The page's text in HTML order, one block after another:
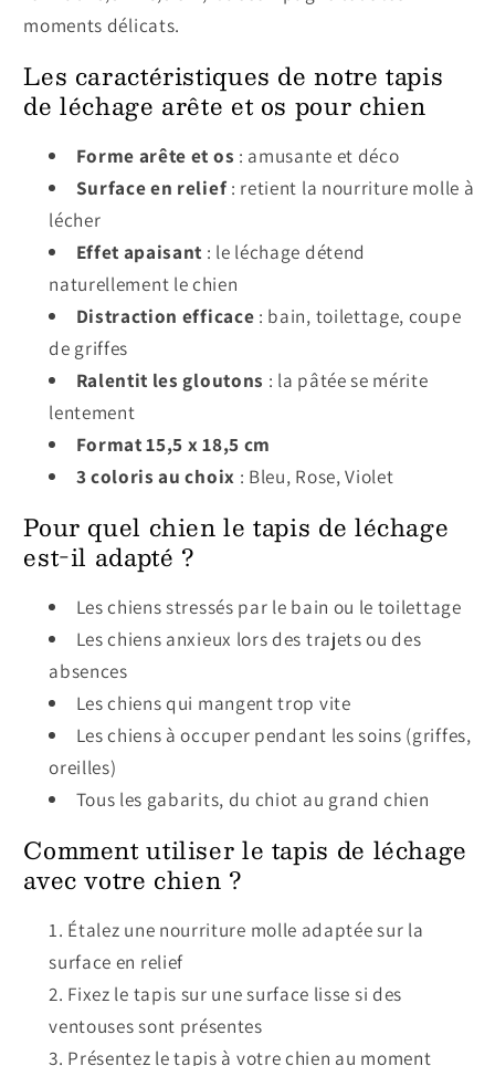
moments délicats.
Les caractéristiques de notre tapis
de léchage arête et os pour chien
Forme arête et os : amusante et déco
Surface en relief: retient la nourriture molle à
lécher
Effet apaisant : le léchage détend
naturellement le chien
Distraction efficace : bain, toilettage, coupe
de griffes
Ralentit les gloutons : la pâtée se mérite
lentement
Format 15,5 x 18,5 cm
3 coloris au choix : Bleu, Rose, Violet
Pour quel chien le tapis de léchage
est-il adapté ?
Les chiens stressés par le bain ou le toilettage
Les chiens anxieux lors des trajets ou des
absences
Les chiens qui mangent trop vite
Les chiens à occuper pendant les soins (griffes,
oreilles)
Tous les gabarits, du chiot au grand chien
Comment utiliser le tapis de léchage
avec votre chien ?
Étalez une nourriture molle adaptée sur la
surface en relief
Fixez le tapis sur une surface lisse si des
ventouses sont présentes
Présentez le tapis à votre chien au moment